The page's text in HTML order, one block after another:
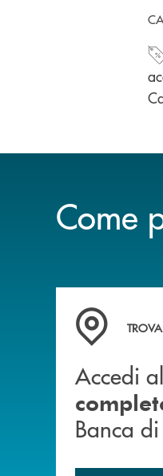
Come
Accedi all'
Accedi
Banca